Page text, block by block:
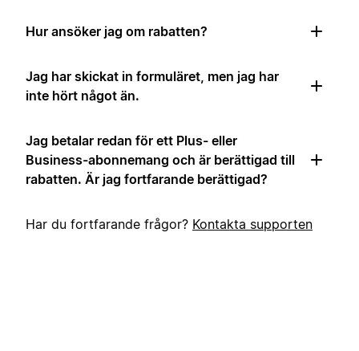
Hur ansöker jag om rabatten?
Jag har skickat in formuläret, men jag har
inte hört något än.
Jag betalar redan för ett Plus- eller
Business-abonnemang och är berättigad till
rabatten. Är jag fortfarande berättigad?
Har du fortfarande frågor? Kontakta supporten